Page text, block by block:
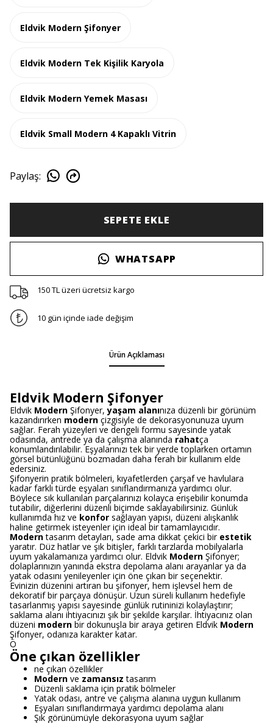
Eldvik Modern Şifonyer
Eldvik Modern Tek Kişilik Karyola
Eldvik Modern Yemek Masası
Eldvik Small Modern 4 Kapaklı Vitrin
Paylaş:
SEPETE EKLE
WHATSAPP
150 TL üzeri ücretsiz kargo
10 gün içinde iade değişim
Ürün Açıklaması
Eldvik Modern Şifonyer
Eldvik Modern Şifonyer,yaşam alanınıza düzenli bir görünüm
kazandırırken modern çizgisiyle de dekorasyonunuza uyum
sağlar. Ferah yüzeyleri ve dengeli formu sayesinde yatak
odasında, antrede ya da çalışma alanında rahatça
konumlandırılabilir. Eşyalarınızı tek bir yerde toplarken ortamın
görsel bütünlüğünü bozmadan daha ferah bir kullanım elde
edersiniz.
Şifonyerin pratik bölmeleri, kıyafetlerden çarşaf ve havlulara
kadar farklı türde eşyaları sınıflandırmanıza yardımcı olur.
Böylece sık kullanılan parçalarınızı kolayca erişebilir konumda
tutabilir, diğerlerini düzenli biçimde saklayabilirsiniz. Günlük
kullanımda hız ve konfor sağlayan yapısı, düzeni alışkanlık
haline getirmek isteyenler için ideal bir tamamlayıcıdır.
Moderntasarım detayları, sade ama dikkat çekici bir estetik
yaratır. Düz hatlar ve şık bitişler, farklı tarzlarda mobilyalarla
uyum yakalamanıza yardımcı olur. Eldvik Modern Şifonyer;
dolaplarınızın yanında ekstra depolama alanı arayanlar ya da
yatak odasını yenileyenler için öne çıkan bir seçenektir.
Evinizin düzenini artıran bu şifonyer, hem işlevsel hem de
dekoratif bir parçaya dönüşür. Uzun süreli kullanım hedefiyle
tasarlanmış yapısı sayesinde günlük rutininizi kolaylaştırır;
saklama alanı ihtiyacınızı şık bir şekilde karşılar. İhtiyacınız olan
düzeni modern bir dokunuşla bir araya getiren Eldvik Modern
Şifonyer, odanıza karakter katar.
Ö
Öne çıkan özellikler
ne çıkan özellikler
Modern ve zamansız tasarım
Düzenli saklama için pratik bölmeler
Yatak odası, antre ve çalışma alanına uygun kullanım
Eşyaları sınıflandırmaya yardımcı depolama alanı
Şık görünümüyle dekorasyona uyum sağlar